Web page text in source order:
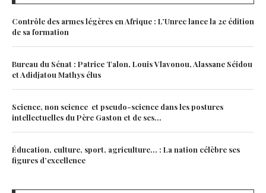
Contrôle des armes légères en Afrique : L’Unrec lance la 2e édition
de sa formation
Bureau du Sénat : Patrice Talon, Louis Vlavonou, Alassane Séidou
et Adidjatou Mathys élus
Science, non science et pseudo-science dans les postures
intellectuelles du Père Gaston et de ses...
Éducation, culture, sport, agriculture… : La nation célèbre ses
figures d’excellence